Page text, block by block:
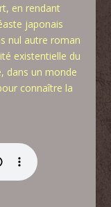
en rendant
japonais
nul autre roman
existentielle du
dans un monde
connaître la